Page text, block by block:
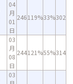
04
月
01
日
246119%33%302
03
月
08
日
244121%55%314
03